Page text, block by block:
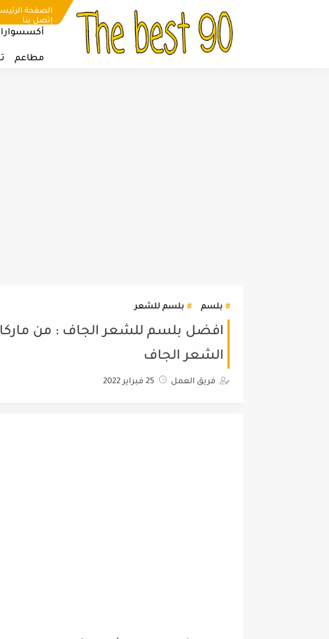
الصفحة
إتصل بنا
مطاعم
بلسم بلسم للشعر
افضل بلسم للشعر الجاف : من
الشعر الجاف
فريق العمل 25 فبراير 2022